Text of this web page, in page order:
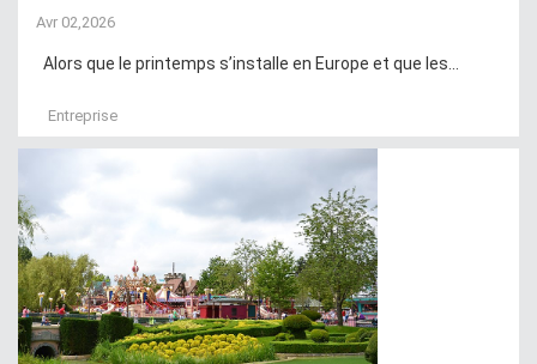
Avr 02,2026
Alors que le printemps s’installe en Europe et que les...
Entreprise